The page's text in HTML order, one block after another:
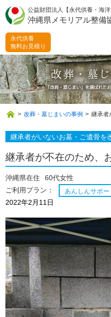
公益財団法人【永代供養・海洋
沖縄県メモリアル整備
永代供養
無料お見積り
> 改葬・墓じまいの事例 > 継承者
継承者がいないお墓・ご遺骨を
継承者が不在のため、
沖縄県在住
60代女性
ご利用プラン：
あんしんサポー
2022年2月11日